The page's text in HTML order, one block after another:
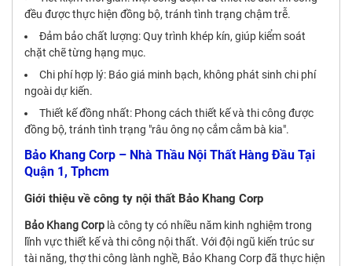
đều được thực hiện đồng bộ, tránh tình trạng chậm trễ.
Đảm bảo chất lượng: Quy trình khép kín, giúp kiểm soát
chặt chẽ từng hạng mục.
Chi phí hợp lý: Báo giá minh bạch, không phát sinh chi phí
ngoài dự kiến.
Thiết kế đồng nhất: Phong cách thiết kế và thi công được
đồng bộ, tránh tình trạng "râu ông nọ cắm cằm bà kia".
Bảo Khang Corp – Nhà Thầu Nội Thất Hàng Đầu Tại
Quận 1, Tphcm
Giới thiệu về công ty nội thất Bảo Khang Corp
Bảo Khang Corp là công ty có nhiều năm kinh nghiệm trong
lĩnh vực thiết kế và thi công nội thất. Với đội ngũ kiến trúc sư
tài năng, thợ thi công lành nghề, Bảo Khang Corp đã thực hiện